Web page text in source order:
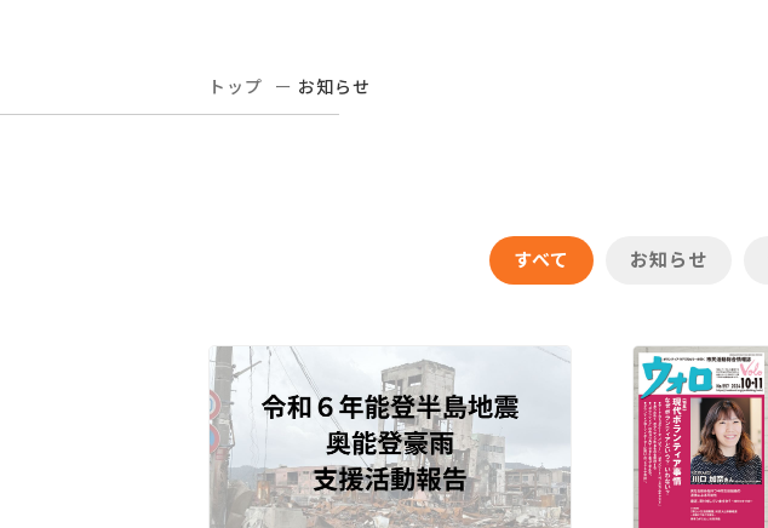
トップ お知らせ
すべて お知らせ